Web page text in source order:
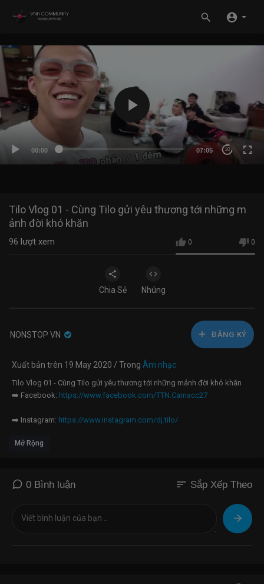
00:00 07:05 20
Tilo Vlog 01 - Cùng Tilo gửi yêu thương tới những m
ảnh đời khó khăn
0 0
96 lượt xem
Chia Sẻ Nhúng
NONSTOP VN ĐĂNG KÝ
Xuất bản trên 19 May 2020 / Trong Âm nhạc
Tilo Vlog 01 - Cùng Tilo gửi yêu thương tới những mảnh đời khó khăn
➡️ Facebook: https://www.facebook.com/TTN.Camacc27
➡️ Instagram: https://www.instagram.com/dj.tilo/
➡️ Fanpage:
Mở Rộng
0 Bình luận sort Sắp Xếp Theo